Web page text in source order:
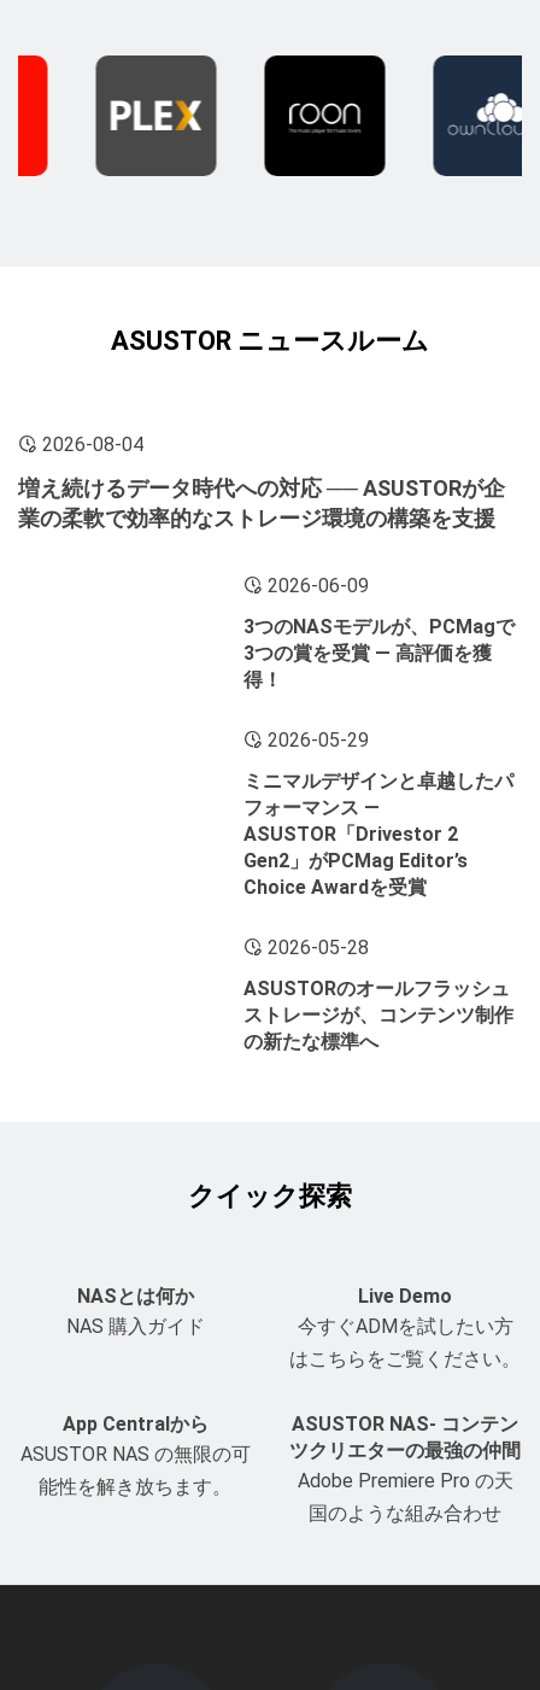
ASUSTOR ニュースルーム
2026-08-04
増え続けるデータ時代への対応 ── ASUSTORが企
業の柔軟で効率的なストレージ環境の構築を支援
2026-06-09
3つのNASモデルが、PCMagで
3つの賞を受賞 ― 高評価を獲
得！
2026-05-29
ミニマルデザインと卓越したパ
フォーマンス ―
ASUSTOR「Drivestor 2
Gen2」がPCMag Editor’s
Choice Awardを受賞
2026-05-28
ASUSTORのオールフラッシュ
ストレージが、コンテンツ制作
の新たな標準へ
クイック探索
NASとは何か
NAS 購入ガイド
Live Demo
今すぐADMを試したい方
はこちらをご覧ください。
App Centralから
ASUSTOR NAS の無限の可
能性を解き放ちます。
ASUSTOR NAS- コンテン
ツクリエターの最強の仲間
Adobe Premiere Pro の天
国のような組み合わせ